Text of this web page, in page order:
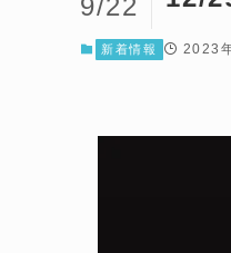
9/22
新着情報 2023